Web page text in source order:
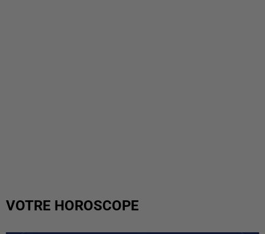
VOTRE HOROSCOPE